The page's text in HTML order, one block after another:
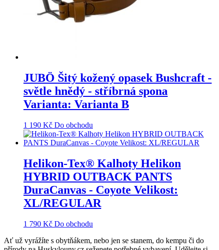
JUBÖ Šitý kožený opasek Bushcraft -
světle hnědý - stříbrná spona
Varianta: Varianta B
1 190 Kč Do obchodu
Helikon-Tex® Kalhoty Helikon
HYBRID OUTBACK PANTS
DuraCanvas - Coyote Velikost:
XL/REGULAR
1 790 Kč Do obchodu
Ať už vyrážíte s obytňákem, nebo jen se stanem, do kempu či do